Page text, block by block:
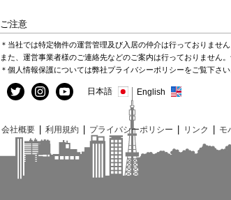
ご注意
＊当社では特定物件の運営管理及び入居の仲介は行っておりませ
また、運営事業者様のご連絡先などのご案内は行っておりません。
＊個人情報保護については弊社プライバシーポリシーをご覧下さい
日本語 English
会社概要 利用規約 プライバシーポリシー リンク モ